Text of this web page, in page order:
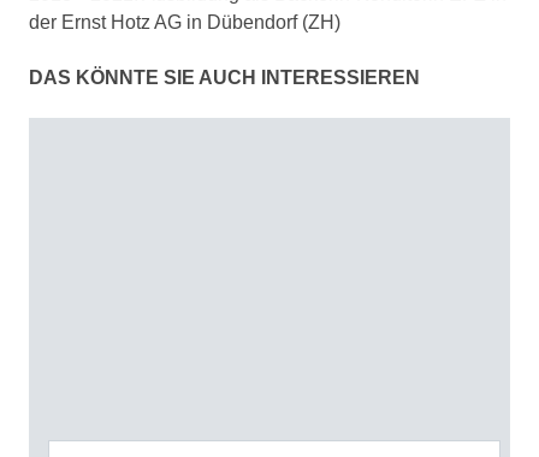
der Ernst Hotz AG in Dübendorf (ZH)
DAS KÖNNTE SIE AUCH INTERESSIEREN